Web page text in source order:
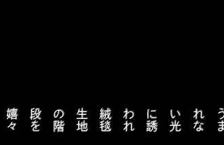
れ
絨
毯
生
地
の
階
段
を
嬉
々
と
上
が